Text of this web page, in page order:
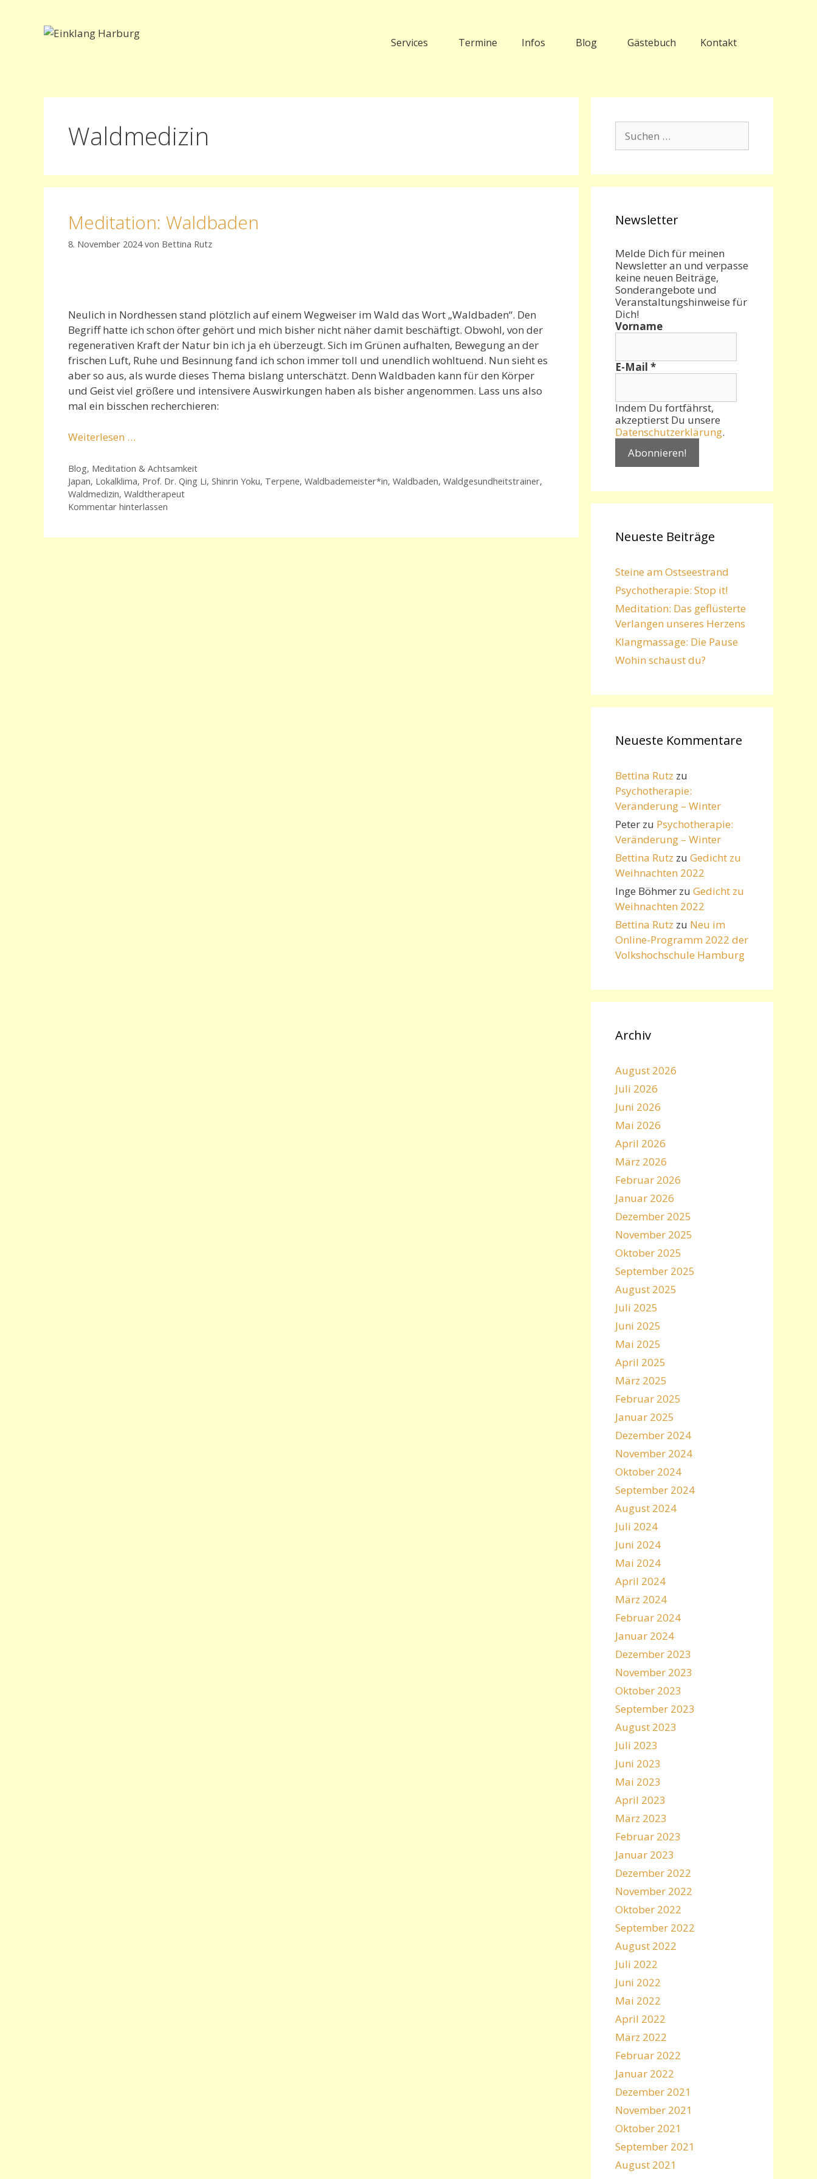
Services Termine Infos Blog Gästebuch Kontakt
Waldmedizin
Meditation: Waldbaden
8. November 2024 von Bettina Rutz
Neulich in Nordhessen stand plötzlich auf einem Wegweiser im Wald das Wort „Waldbaden“. Den
Begriff hatte ich schon öfter gehört und mich bisher nicht näher damit beschäftigt. Obwohl, von der
regenerativen Kraft der Natur bin ich ja eh überzeugt. Sich im Grünen aufhalten, Bewegung an der
frischen Luft, Ruhe und Besinnung fand ich schon immer toll und unendlich wohltuend. Nun sieht es
aber so aus, als wurde dieses Thema bislang unterschätzt. Denn Waldbaden kann für den Körper
und Geist viel größere und intensivere Auswirkungen haben als bisher angenommen. Lass uns also
mal ein bisschen recherchieren:
Weiterlesen …
Kategorien
Blog, Meditation & Achtsamkeit
Schlagwörter
Japan, Lokalklima, Prof. Dr. Qing Li, Shinrin Yoku, Terpene, Waldbademeister*in, Waldbaden, Waldgesundheitstrainer,
Waldmedizin, Waldtherapeut
Kommentar hinterlassen
nach:
Newsletter
Melde Dich für meinen
Newsletter an und verpasse
keine neuen Beiträge,
Sonderangebote und
Veranstaltungshinweise für
Dich!
Vorname
E-Mail *
Indem Du fortfährst,
akzeptierst Du unsere
Datenschutzerklärung.
Neueste Beiträge
Steine am Ostseestrand
Psychotherapie: Stop it!
Meditation: Das geflüsterte
Verlangen unseres Herzens
Klangmassage: Die Pause
Wohin schaust du?
Neueste Kommentare
Bettina Rutz zu
Psychotherapie:
Veränderung – Winter
Peter zu Psychotherapie:
Veränderung – Winter
Bettina Rutz zu Gedicht zu
Weihnachten 2022
Inge Böhmer zu Gedicht zu
Weihnachten 2022
Bettina Rutz zu Neu im
Online-Programm 2022 der
Volkshochschule Hamburg
Archiv
August 2026
Juli 2026
Juni 2026
Mai 2026
April 2026
März 2026
Februar 2026
Januar 2026
Dezember 2025
November 2025
Oktober 2025
September 2025
August 2025
Juli 2025
Juni 2025
Mai 2025
April 2025
März 2025
Februar 2025
Januar 2025
Dezember 2024
November 2024
Oktober 2024
September 2024
August 2024
Juli 2024
Juni 2024
Mai 2024
April 2024
März 2024
Februar 2024
Januar 2024
Dezember 2023
November 2023
Oktober 2023
September 2023
August 2023
Juli 2023
Juni 2023
Mai 2023
April 2023
März 2023
Februar 2023
Januar 2023
Dezember 2022
November 2022
Oktober 2022
September 2022
August 2022
Juli 2022
Juni 2022
Mai 2022
April 2022
März 2022
Februar 2022
Januar 2022
Dezember 2021
November 2021
Oktober 2021
September 2021
August 2021